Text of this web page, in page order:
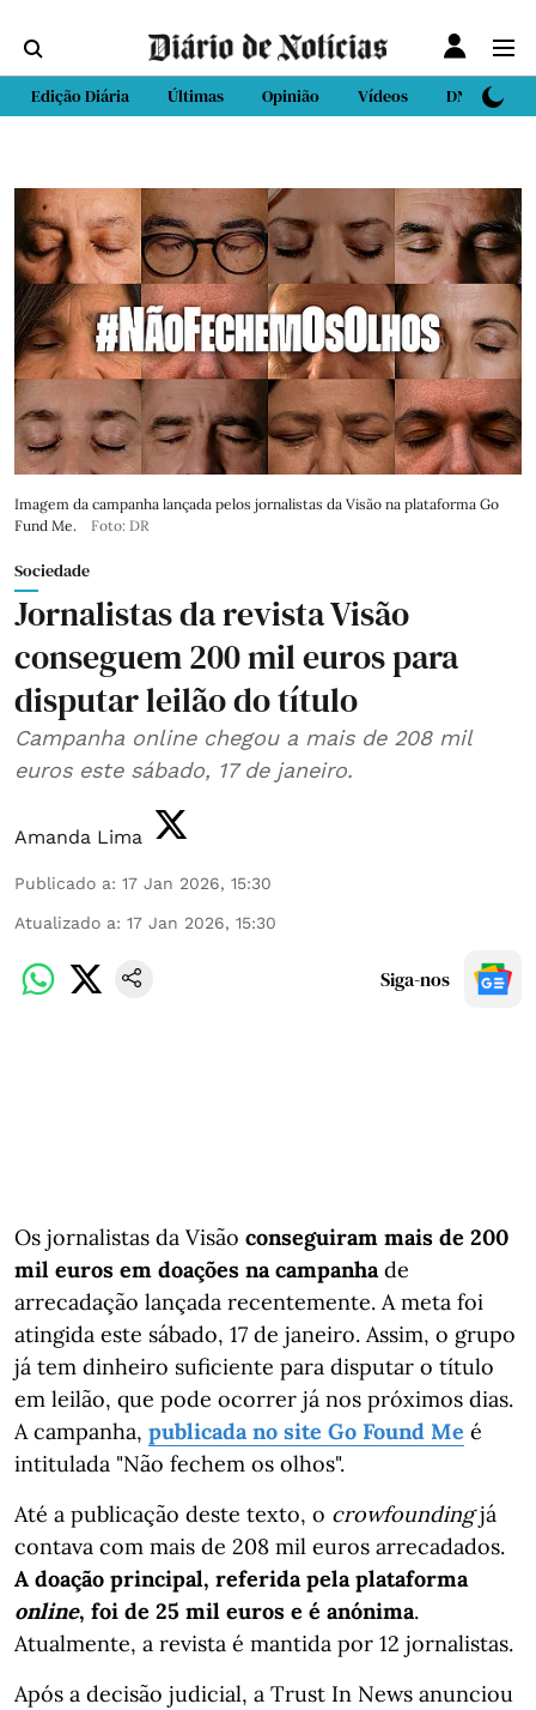
Edição Diária Últimas Opinião Vídeos DN Sport
Imagem da campanha lançada pelos jornalistas da Visão na plataforma Go
Fund Me.
Foto: DR
Sociedade
Jornalistas da revista Visão
conseguem 200 mil euros para
disputar leilão do título
Campanha online chegou a mais de 208 mil
euros este sábado, 17 de janeiro.
Amanda Lima
Publicado a: 17 Jan 2026, 15:30
Atualizado a: 17 Jan 2026, 15:30
Siga-nos
Os jornalistas da Visão conseguiram mais de 200
mil euros em doações na campanha de
arrecadação lançada recentemente. A meta foi
atingida este sábado, 17 de janeiro. Assim, o grupo
já tem dinheiro suficiente para disputar o título
em leilão, que pode ocorrer já nos próximos dias.
A campanha, publicada no site Go Found Me é
intitulada "Não fechem os olhos".
Até a publicação deste texto, o crowfoundingjá
contava com mais de 208 mil euros arrecadados.
A doação principal, referida pela plataforma
online, foi de 25 mil euros e é anónima.
Atualmente, a revista é mantida por 12 jornalistas.
Após a decisão judicial, a Trust In News anunciou